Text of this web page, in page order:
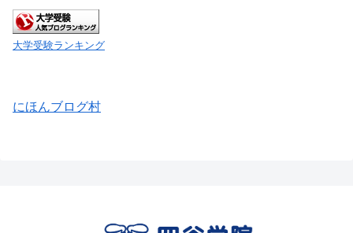
大学受験ランキング
にほんブログ村